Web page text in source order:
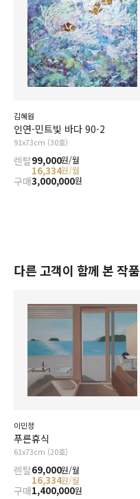
김혜원
인연-민트빛 바다 90-2
91x73cm (30호)
렌탈99,000원/월
16,334원/월
구매3,000,000원
다른 고객이 함께 본 작품
이민정
푸른휴식
61x73cm (20호)
렌탈69,000원/월
16,334원/월
구매1,400,000원